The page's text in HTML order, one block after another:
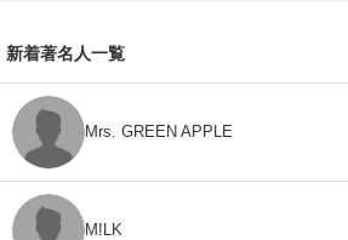
新着著名人一覧
Mrs. GREEN APPLE
M!LK